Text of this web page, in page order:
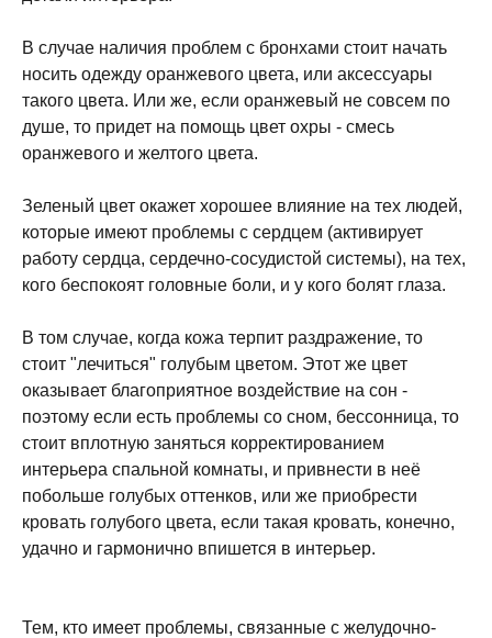
В случае наличия проблем с бронхами стоит начать
носить одежду оранжевого цвета, или аксессуары
такого цвета. Или же, если оранжевый не совсем по
душе, то придет на помощь цвет охры - смесь
оранжевого и желтого цвета.
Зеленый цвет окажет хорошее влияние на тех людей,
которые имеют проблемы с сердцем (активирует
работу сердца, сердечно-сосудистой системы), на тех,
кого беспокоят головные боли, и у кого болят глаза.
В том случае, когда кожа терпит раздражение, то
стоит "лечиться" голубым цветом. Этот же цвет
оказывает благоприятное воздействие на сон -
поэтому если есть проблемы со сном, бессонница, то
стоит вплотную заняться корректированием
интерьера спальной комнаты, и привнести в неё
побольше голубых оттенков, или же приобрести
кровать голубого цвета, если такая кровать, конечно,
удачно и гармонично впишется в интерьер.
Тем, кто имеет проблемы, связанные с желудочно-